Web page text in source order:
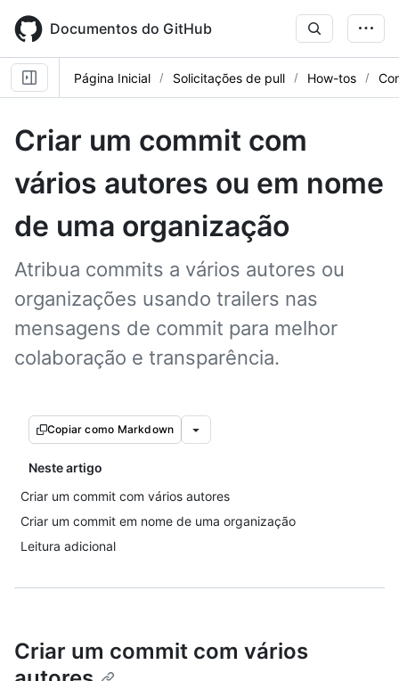
main
content
Documentos do GitHub
Página Inicial Solicitações de pull How-tos
Criar um commit com
vários autores ou em nome
de uma organização
Atribua commits a vários autores ou
organizações usando trailers nas
mensagens de commit para melhor
colaboração e transparência.
Copiar como Markdown
Neste artigo
Criar um commit com vários autores
Criar um commit em nome de uma organização
Leitura adicional
Criar um commit com vários